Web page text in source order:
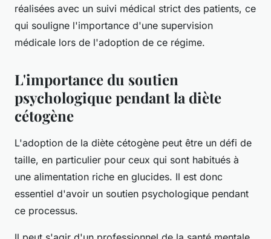
réalisées avec un suivi médical strict des patients, ce
qui souligne l'importance d'une supervision
médicale lors de l'adoption de ce régime.
L'importance du soutien
psychologique pendant la diète
cétogène
L'adoption de la diète cétogène peut être un défi de
taille, en particulier pour ceux qui sont habitués à
une alimentation riche en glucides. Il est donc
essentiel d'avoir un soutien psychologique pendant
ce processus.